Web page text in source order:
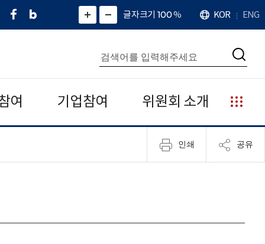
페
네
그
)
화
면
면
소
확
대
치
글자크기 100%
언
어
KOR ENG
통
합
검
색
검
여 기업참여 위원회 소개
누
리
집
안
인쇄 공유